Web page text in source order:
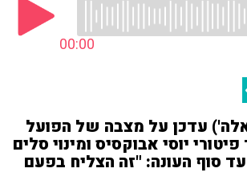
00:00
עדכן על מצבה של הפועל
יוסי אבוקסיס ומינוי סלים
סוף העונה: "זה הצליח בפעם